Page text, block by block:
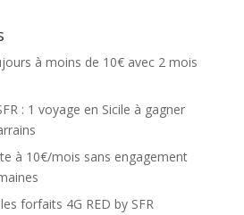
à moins de 10€ avec 2 mois
: 1 voyage en Sicile à gagner
à 10€/mois sans engagement
forfaits 4G RED by SFR